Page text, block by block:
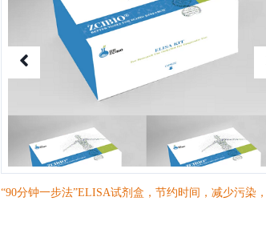
“90分钟一步法”ELISA试剂盒，节约时间，减少污染